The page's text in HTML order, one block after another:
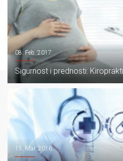
08. Feb. 2017.
Sigurnost i prednosti:
15. Mar. 2016.